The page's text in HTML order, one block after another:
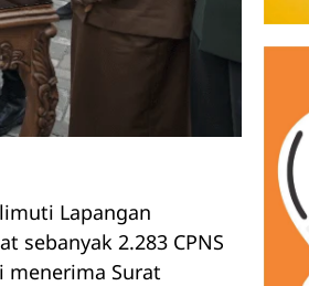
Lapangan
sebanyak 2.283 CPNS
menerima Surat